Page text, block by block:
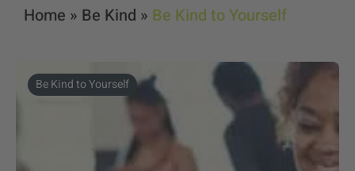
Home » Be Kind » Be Kind to Yourself
Be Kind to Yourself